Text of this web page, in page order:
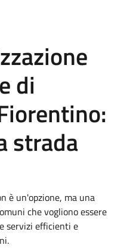
di
strada
è un'opzione, ma una
che vogliono essere
servizi efficienti e